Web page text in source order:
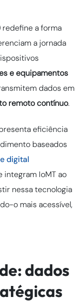
redefine a forma
a jornada
e equipamentos
dados em
remoto contínuo.
eficiência
baseados
digital
integram IoMT ao
nessa tecnologia
o mais acessível,
dados